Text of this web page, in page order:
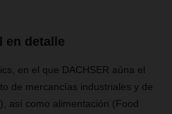
en detalle
en el que DACHSER aúna el
de mercancías industriales y de
así como alimentación (Food